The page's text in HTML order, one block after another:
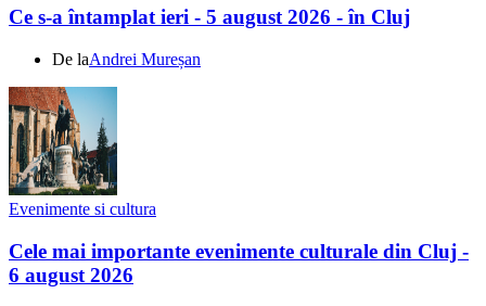
Ce s-a întamplat ieri - 5 august 2026 - în Cluj
De laAndrei Mureșan
Evenimente si cultura
Cele mai importante evenimente culturale din Cluj -
6 august 2026